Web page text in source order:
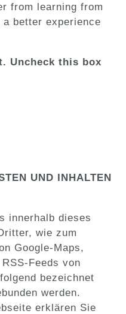
from learning from
better experience
Uncheck this box
UND INHALTEN
innerhalb dieses
wie zum
Google-Maps,
Feeds von
bezeichnet
werden.
erklären Sie